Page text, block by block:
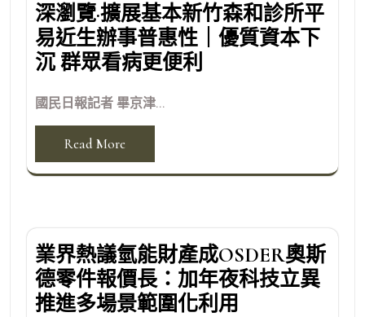
深瀏覽·擴展基本新竹森和診所平
易近生辦事普惠性｜優質資本下
沉 群眾看病更便利
國民日報記者 畢京津...
Read More
業界熱議氫能財產成OSDER奧斯
德零件報價長：加年夜科技立異
推進多場景範圍化利用